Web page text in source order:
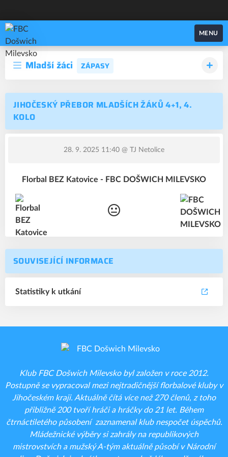
FBC Došwich Milevsko
MENU
Mladší žáci ZÁPASY
JIHOČESKÝ PŘEBOR MLADŠÍCH ŽÁKŮ 4+1, 4.
KOLO
28. 9. 2025 11:40 @ TJ Netolice
Florbal BEZ Katovice - FBC DOŠWICH MILEVSKO
SOUVISEJÍCÍ INFORMACE
Statistiky k utkání
Klub FBC Došwich Milevsko byl založen v roce 2012.
Postupně se vypracoval mezi nejtradičnější florbalové kluby v
Jihočeském kraji. Aktuálně čítá více než 270 členů, z toho
přibližně 200 tvoří hráči a hráčky do 21 let. Během
čtrnáctiletého působení zaznamenal klub nespočet úspěchů.
Mládežnické výběry si zahrály na republikových
mistrovstvích a mužský A-tým aktuálně působí v Národní